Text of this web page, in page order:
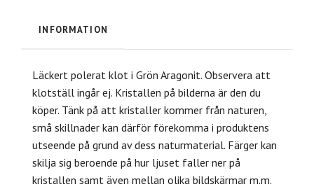
INFORMATION
Läckert polerat klot i Grön Aragonit. Observera att
klotställ ingår ej. Kristallen på bilderna är den du
köper. Tänk på att kristaller kommer från naturen,
små skillnader kan därför förekomma i produktens
utseende på grund av dess naturmaterial. Färger kan
skilja sig beroende på hur ljuset faller ner på
kristallen samt även mellan olika bildskärmar m.m.